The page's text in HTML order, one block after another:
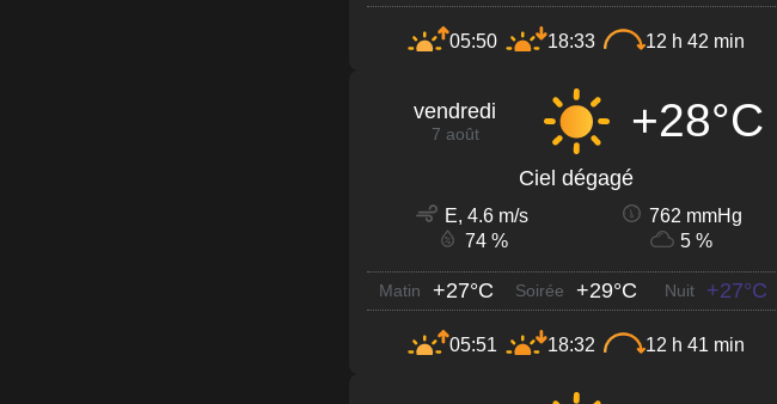
05:50 18:33 12 h 42 min
vendredi
7 août +28°C
Ciel dégagé
E, 4.6 m/s
762 mmHg
74 %
5 %
Matin +27°C Soirée +29°C Nuit +27°C
05:51 18:32 12 h 41 min